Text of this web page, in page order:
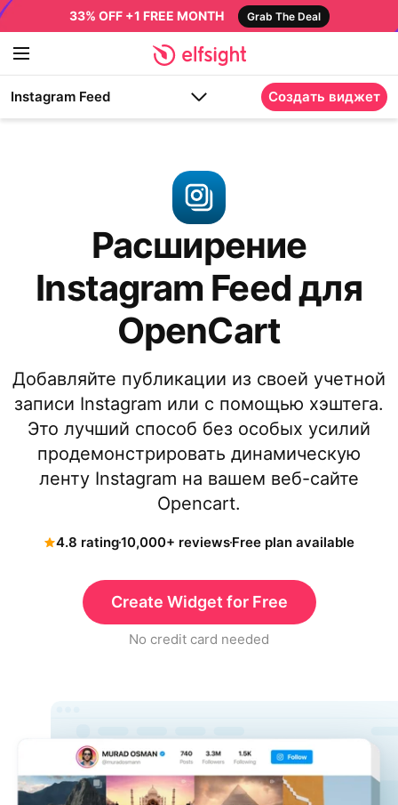
33% OFF +1 FREE MONTH Grab The Deal
Instagram Feed Создать виджет
Расширение
Instagram Feed для
OpenCart
Добавляйте публикации из своей учетной
записи Instagram или с помощью хэштега.
Это лучший способ без особых усилий
продемонстрировать динамическую
ленту Instagram на вашем веб-сайте
Opencart.
4.8 rating10,000+ reviewsFree plan available
Create Widget for Free
No credit card needed